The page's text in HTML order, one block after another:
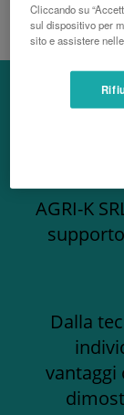
AGRI-K
Dalla
vantaggi
Cliccando su
sul dispositivo per
sito e assistere